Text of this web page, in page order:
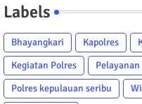
Labels
Bhayangkari Kapolres
Kegiatan Polres
Polres kepulauan seribu